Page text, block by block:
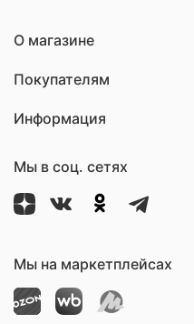
О магазине
Покупателям
Информация
Мы в соц. сетях
Мы на маркетплейсах